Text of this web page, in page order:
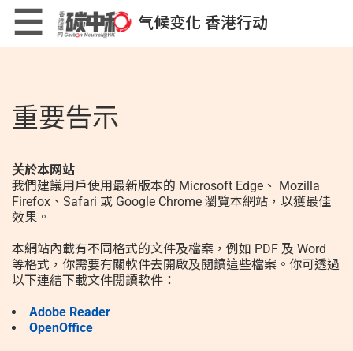
Skip
main
content
☰ 气候变化 香港行动
低碳生活小贴士
×
重要告示
关於本网站
我們建議用戶使用最新版本的 Microsoft Edge、 Mozilla
Firefox、Safari 或 Google Chrome 瀏覽本網站，以獲最佳
效果。
本網站內載有不同格式的文件及檔案，例如 PDF 及 Word
等格式，你需要有關軟件去開啟及閱讀這些檔案。你可透過
以下連結下載文件閱讀軟件：
Adobe Reader
OpenOffice